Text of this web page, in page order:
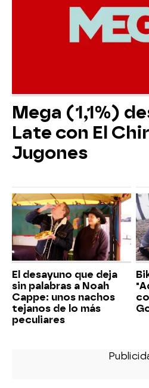
Mega (1,1%)
Late con El
Jugones
El desayuno que deja
sin palabras a Noah
Cappe: unos nachos
tejanos de lo más
peculiares